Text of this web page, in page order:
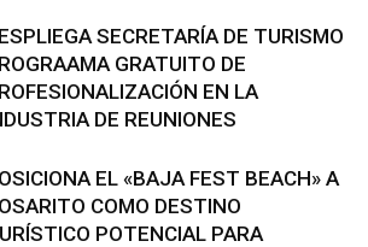
SECRETARÍA DE TURISMO
GRATUITO DE
EN LA
DE REUNIONES
EL «BAJA FEST BEACH» A
COMO DESTINO
POTENCIAL PARA